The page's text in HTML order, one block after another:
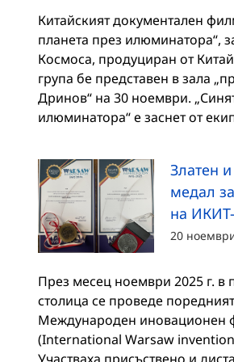
Китайският документален
планета през илюминатора“,
Космоса, продуциран от
група бе представен в зала
Дринов“ на 30 ноември.
илюминатора“ е заснет от
Златен
медал
на
20
През месец ноември 2025 г. в
столица се проведе поредният
Международен иновационен
(International Warsaw